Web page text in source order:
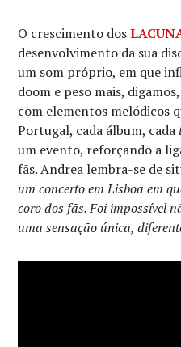
O crescimento dos
desenvolvimento da sua
um som próprio, em que
doom e peso mais,
com elementos melódicos
Portugal, cada álbum, cada
um evento, reforçando a
fãs. Andrea lembra-se de
um concerto em Lisboa em
coro dos fãs. Foi impossível
uma sensação única,